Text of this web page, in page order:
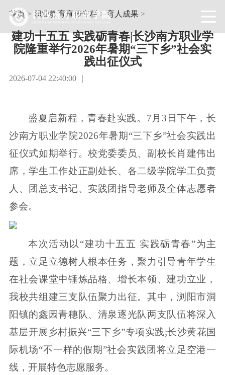
首页 > 职业教育宣传专栏>育人成果>
建功十五五 实践砺青春|长沙南方职业学
院隆重举行2026年暑期“三下乡”社会实
践出征仪式
2026-07-04 22:40:00 ｜
盛夏启新程，青春赴实践。7月3日下午，长
沙南方职业学院2026年暑期“三下乡”社会实践出
征仪式如期举行。校党委委员、副校长肖建伟出
席，学生工作处正副处长、各二级学院学工负责
人、团总支书记、实践团指导老师及全体志愿者
参会。
本次活动以“建功十五五 实践砺青春”为主
题，立足立德树人根本任务，聚力引导青年学生
在社会课堂中锤炼品格、增长本领、建功立业，
我校共组建三支队伍聚力出征。其中，浏阳市洞
阳镇的鑫园青穗队、清泉逐光队两支队伍将深入
基层开展乡村振兴“三下乡”专项实践;长沙黄花国
际机场“不一样的假期”社会实践团将立足空港一
线，开展特色志愿服务。